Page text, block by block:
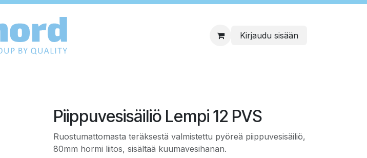
Kirjaudu sisään
Piippuvesisäiliö Lempi 12 PVS
Ruostumattomasta teräksestä valmistettu pyöreä piippuvesisäiliö,
80mm hormi liitos, sisältää kuumavesihanan.